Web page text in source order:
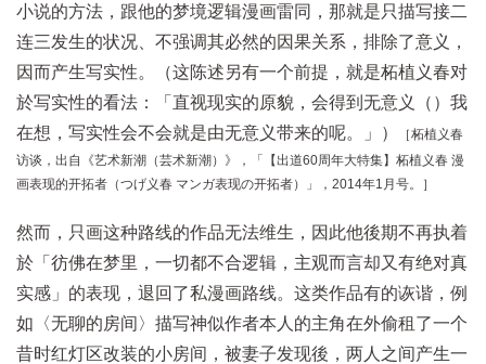
小说的方法，跟他的梦境逻辑漫画雷同，那就是只描写接二
连三发生的状况、不强调其必然的因果关系，排除了意义，
因而产生写实性。（这陈述另有一个前提，就是柘植义春对
於写实性的看法：「直视现实的原貌，会得到无意义（）我
在想，写实性会不会就是由无意义带来的呢。」）
［柘植义春
访谈，出自《艺术新潮（芸术新潮）》，「【出道60周年大特集】柘植义春 漫
画表现的开拓者（つげ义春 マンガ表现の开拓者）」，2014年1月号。］
然而，只画这种路线的作品无法维生，因此他後期不再执着
於「彷佛在梦里，一切都不合逻辑，主观而言却又有绝对真
实感」的表现，退回了私漫画路线。这类作品有的诙谐，例
如〈无聊的房间〉描写神似作者本人的主角在外偷租了一个
昔时红灯区改装的小房间，被妻子发现後，两人之间产生一